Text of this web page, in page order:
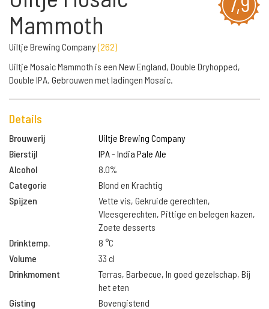
Mammoth
Uiltje Brewing Company(262)
Uiltje Mosaic Mammoth is een New England, Double Dryhopped,
Double IPA. Gebrouwen met ladingen Mosaic.
Details
Brouwerij
Uiltje Brewing Company
Bierstijl
IPA - India Pale Ale
Alcohol
8.0%
Categorie
Blond en Krachtig
Spijzen
Vette vis, Gekruide gerechten,
Vleesgerechten, Pittige en belegen kazen,
Zoete desserts
Drinktemp.
8 °C
Volume
33 cl
Drinkmoment
Terras, Barbecue, In goed gezelschap, Bij
het eten
Gisting
Bovengistend